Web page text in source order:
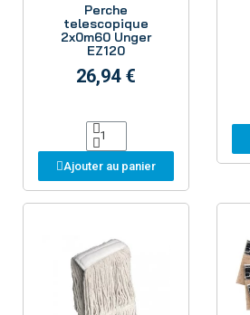
Perche
telescopique
2x0m60 Unger
EZ120
26,94 €
Ajouter au panier